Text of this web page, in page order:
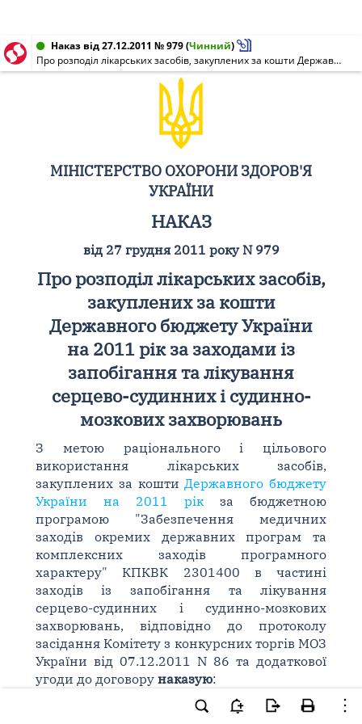
Наказ від 27.12.2011 № 979(Чинний)
Про розподіл лікарських засобів, закуплених за кошти Державного бюджету України на 2011 рік за заходами із запобігання та лікування серцево-судинних і судинно-мозкових захворювань
МІНІСТЕРСТВО ОХОРОНИ ЗДОРОВ'Я
УКРАЇНИ
НАКАЗ
від 27 грудня 2011 року N 979
Про розподіл лікарських засобів,
закуплених за кошти
Державного бюджету України
на 2011 рік за заходами із
запобігання та лікування
серцево-судинних і судинно-
мозкових захворювань
З метою раціонального і цільового
використання лікарських засобів,
закуплених за коштиДержавного бюджету
України на 2011 рік за бюджетною
програмою "Забезпечення медичних
заходів окремих державних програм та
комплексних заходів програмного
характеру" КПКВК 2301400 в частині
заходів із запобігання та лікування
серцево-судинних і судинно-мозкових
захворювань, відповідно до протоколу
засідання Комітету з конкурсних торгів МОЗ
України від 07.12.2011 N 86 та додаткової
угоди до договору наказую:
1. Затвердити Розподіл лікарських засобів